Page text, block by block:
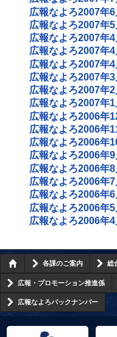
広報なよろ2007年6
広報なよろ2007年5
広報なよろ2007年4
広報なよろ2007年4
広報なよろ2007年4
広報なよろ2007年3
広報なよろ2007年2
広報なよろ2007年1
広報なよろ2006年
広報なよろ2006年
広報なよろ2006年
広報なよろ2006年9
広報なよろ2006年8
広報なよろ2006年7
広報なよろ2006年6
広報なよろ2006年5
広報なよろ2006年4
各課のご案内 総
広報・プロモーション推進係
広報なよろバックナンバー